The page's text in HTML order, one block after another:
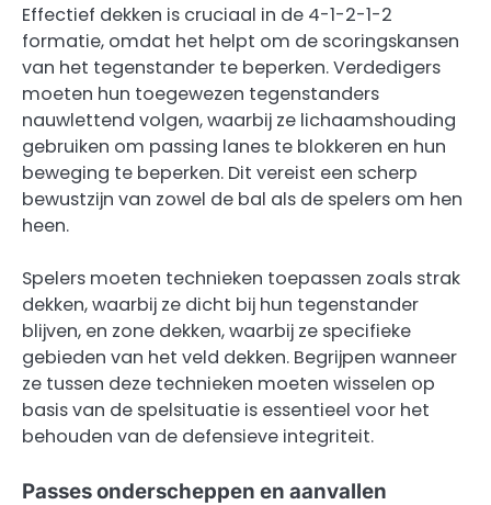
Effectief dekken is cruciaal in de 4-1-2-1-2
formatie, omdat het helpt om de scoringskansen
van het tegenstander te beperken. Verdedigers
moeten hun toegewezen tegenstanders
nauwlettend volgen, waarbij ze lichaamshouding
gebruiken om passing lanes te blokkeren en hun
beweging te beperken. Dit vereist een scherp
bewustzijn van zowel de bal als de spelers om hen
heen.
Spelers moeten technieken toepassen zoals strak
dekken, waarbij ze dicht bij hun tegenstander
blijven, en zone dekken, waarbij ze specifieke
gebieden van het veld dekken. Begrijpen wanneer
ze tussen deze technieken moeten wisselen op
basis van de spelsituatie is essentieel voor het
behouden van de defensieve integriteit.
Passes onderscheppen en aanvallen